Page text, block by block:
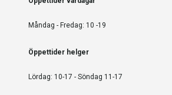
Måndag - Fredag: 10 -19
Öppettider helger
Lördag: 10-17 - Söndag 11-17